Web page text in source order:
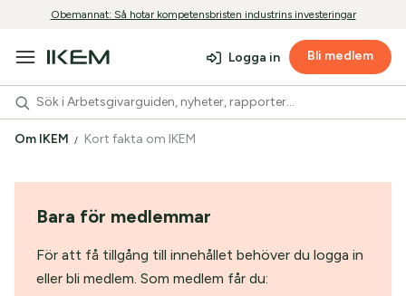
Obemannat: Så hotar kompetensbristen industrins investeringar
Logga in Bli medlem
Om IKEM Kort fakta om IKEM
kemiindustrierna i Sverige
Bara för medlemmar
För att få tillgång till innehållet behöver du logga in
eller bli medlem. Som medlem får du: